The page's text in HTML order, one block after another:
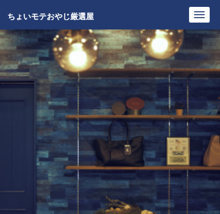
ちょいモテおやじ厳選屋